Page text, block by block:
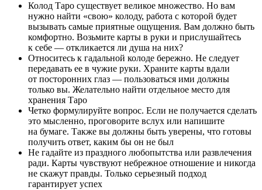
Колод Таро существует великое множество. Но вам
нужно найти «свою» колоду, работа с которой будет
вызывать самые приятные ощущения. Вам должно быть
комфортно. Возьмите карты в руки и прислушайтесь
к себе — откликается ли душа на них?
Относитесь к гадальной колоде бережно. Не следует
передавать ее в чужие руки. Храните карты вдали
от посторонних глаз — пользоваться ими должны
только вы. Желательно найти отдельное место для
хранения Таро
Четко формулируйте вопрос. Если не получается сделать
это мысленно, проговорите вслух или напишите
на бумаге. Также вы должны быть уверены, что готовы
получить ответ, каким бы он не был
Не гадайте из праздного любопытства или развлечения
ради. Карты чувствуют небрежное отношение и никогда
не скажут правды. Только серьезный подход
гарантирует успех